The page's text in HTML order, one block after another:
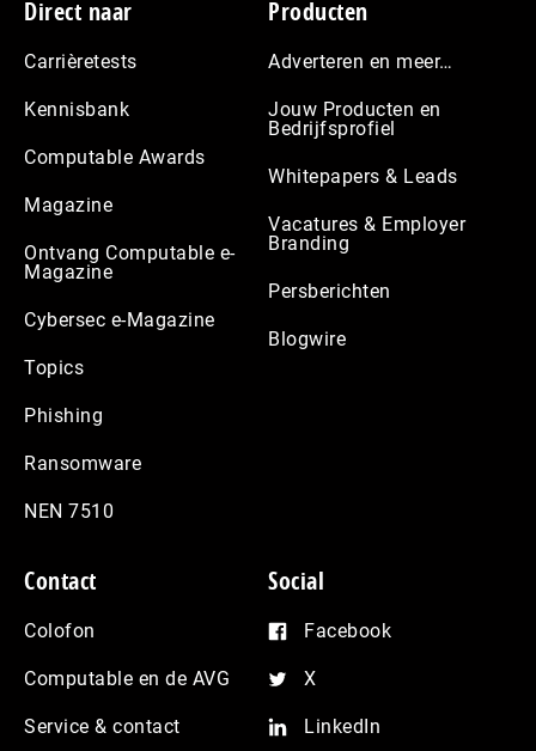
Footer
Direct naar
Carrièretests
Kennisbank
Computable Awards
Magazine
Ontvang Computable e-
Magazine
Cybersec e-Magazine
Topics
Phishing
Ransomware
NEN 7510
Producten
Adverteren en meer…
Jouw Producten en
Bedrijfsprofiel
Whitepapers & Leads
Vacatures & Employer
Branding
Persberichten
Blogwire
Contact
Colofon
Computable en de AVG
Service & contact
Social
Facebook
X
LinkedIn